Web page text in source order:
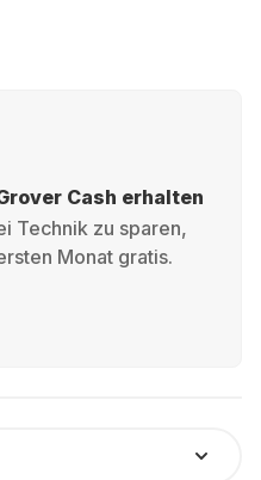
Cash erhalten
Technik zu sparen,
Monat gratis.